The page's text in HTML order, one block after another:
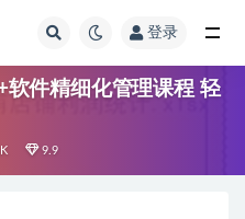
登录
软件精细化管理课程 轻
9.9